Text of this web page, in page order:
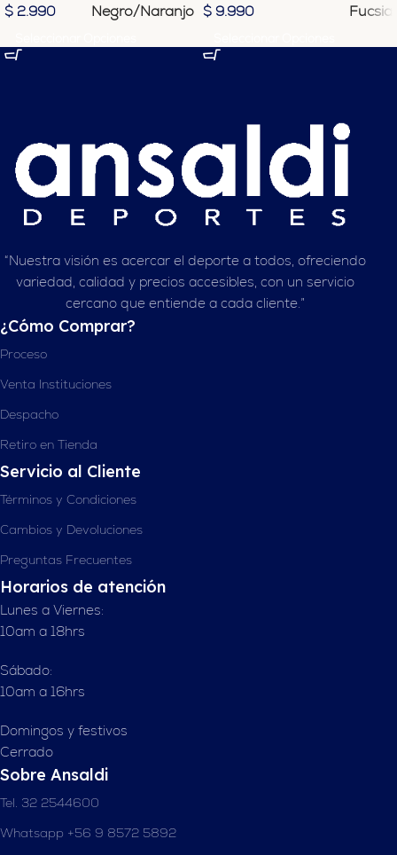
$ 2.990 Negro/Naranjo $ 9.990 Fucsia
“Nuestra visión es acercar el deporte a todos, ofreciendo
variedad, calidad y precios accesibles, con un servicio
cercano que entiende a cada cliente.”
¿Cómo Comprar?
Proceso
Venta Instituciones
Despacho
Retiro en Tienda
Servicio al Cliente
Términos y Condiciones
Cambios y Devoluciones
Preguntas Frecuentes
Horarios de atención
Lunes a Viernes:
10am a 18hrs
Sábado:
10am a 16hrs
Domingos y festivos
Cerrado
Sobre Ansaldi
Tel. 32 2544600
Whatsapp +56 9 8572 5892